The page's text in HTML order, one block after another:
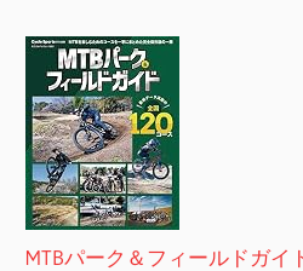
MTBパーク＆フィールドガイ